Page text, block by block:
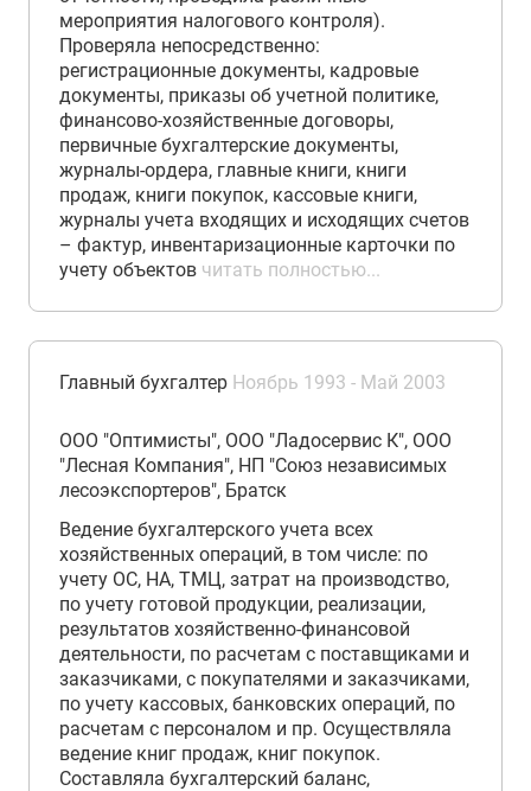
мероприятия налогового контроля).
Проверяла непосредственно:
регистрационные документы, кадровые
документы, приказы об учетной политике,
финансово-хозяйственные договоры,
первичные бухгалтерские документы,
журналы-ордера, главные книги, книги
продаж, книги покупок, кассовые книги,
журналы учета входящих и исходящих счетов
– фактур, инвентаризационные карточки по
учету объектов читать полностью...
Главный бухгалтер Ноябрь 1993 - Май 2003
ООО "Оптимисты", ООО "Ладосервис К", ООО
"Лесная Компания", НП "Союз независимых
лесоэкспортеров", Братск
Ведение бухгалтерского учета всех
хозяйственных операций, в том числе: по
учету ОС, НА, ТМЦ, затрат на производство,
по учету готовой продукции, реализации,
результатов хозяйственно-финансовой
деятельности, по расчетам с поставщиками и
заказчиками, с покупателями и заказчиками,
по учету кассовых, банковских операций, по
расчетам с персоналом и пр. Осуществляла
ведение книг продаж, книг покупок.
Составляла бухгалтерский баланс,